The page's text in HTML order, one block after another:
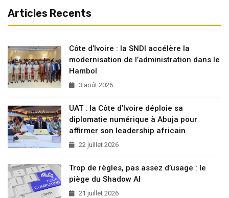
Articles Recents
Côte d’Ivoire : la SNDI accélère la
modernisation de l’administration dans le
Hambol
3 août 2026
UAT : la Côte d’Ivoire déploie sa
diplomatie numérique à Abuja pour
affirmer son leadership africain
22 juillet 2026
Trop de règles, pas assez d’usage : le
piège du Shadow AI
21 juillet 2026